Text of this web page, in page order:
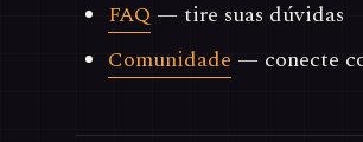
FAQ — tire suas dúvidas
Comunidade — conecte